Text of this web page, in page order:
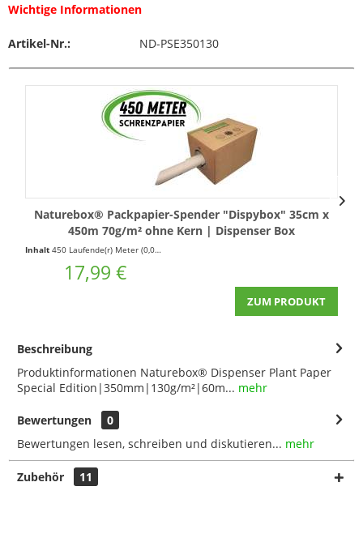
Wichtige Informationen
Artikel-Nr.: ND-PSE350130
Naturebox® Packpapier-Spender "Dispybox" 35cm x
450m 70g/m² ohne Kern | Dispenser Box
Inhalt 450 Laufende(r) Meter (0,04 € * / 1 Laufende(r) Meter)
17,99 €
ZUM PRODUKT
Beschreibung
Produktinformationen Naturebox® Dispenser Plant Paper
Special Edition|350mm|130g/m²|60m... mehr
Bewertungen
0
Bewertungen lesen, schreiben und diskutieren... mehr
Zubehör 11